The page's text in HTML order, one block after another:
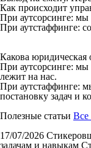
Как происходит
При аутсорсинге: мы
При аутстаффинге:
Какова юридическая
При аутсорсинге: мы
лежит на нас.
При аутстаффинге:
постановку задач и
Полезные статьи Все
17/07/2026
задачам и навыкам